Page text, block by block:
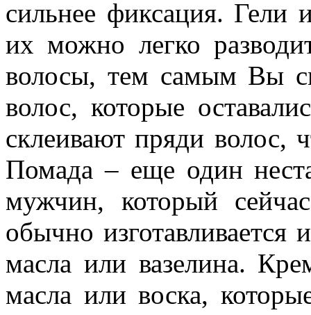
сильнее фиксация. Гели
их можно легко
волосы, тем самым Вы
волос, которые
склеивают пряди волос,
Помада – еще один
мужчин, который
обычно изготавливается
масла или вазелина.
масла или воска,